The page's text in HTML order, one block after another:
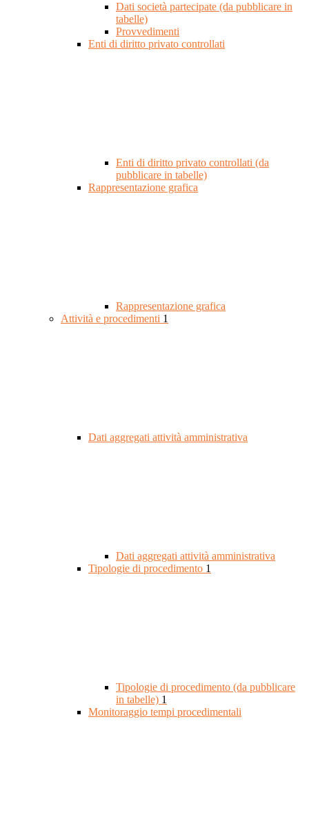
Dati società partecipate (da pubblicare in
tabelle)
Provvedimenti
Enti di diritto privato controllati
Enti di diritto privato controllati (da
pubblicare in tabelle)
Rappresentazione grafica
Rappresentazione grafica
Attività e procedimenti 1
Dati aggregati attività amministrativa
Dati aggregati attività amministrativa
Tipologie di procedimento 1
Tipologie di procedimento (da pubblicare
in tabelle) 1
Monitoraggio tempi procedimentali